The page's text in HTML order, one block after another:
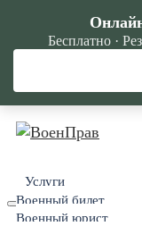
Услуги
Военный билет
Военный юрист
Бесплатно ·